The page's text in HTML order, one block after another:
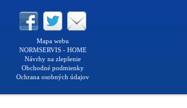
Mapa webu
NORMSERVIS - HOME
Návrhy na zlepšenie
Obchodné podmienky
Ochrana osobných údajov